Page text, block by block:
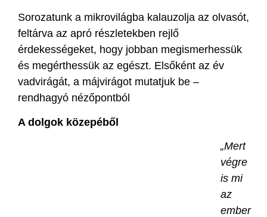
Sorozatunk a mikrovilágba kalauzolja az olvasót,
feltárva az apró részletekben rejlő
érdekességeket, hogy jobban megismerhessük
és megérthessük az egészt. Elsőként az év
vadvirágát, a májvirágot mutatjuk be –
rendhagyó nézőpontból
A dolgok közepéből
„Mert
végre
is mi
az
ember